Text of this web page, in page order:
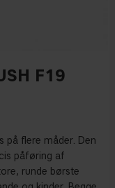
F19
på flere måder. Den
påføring af
runde børste